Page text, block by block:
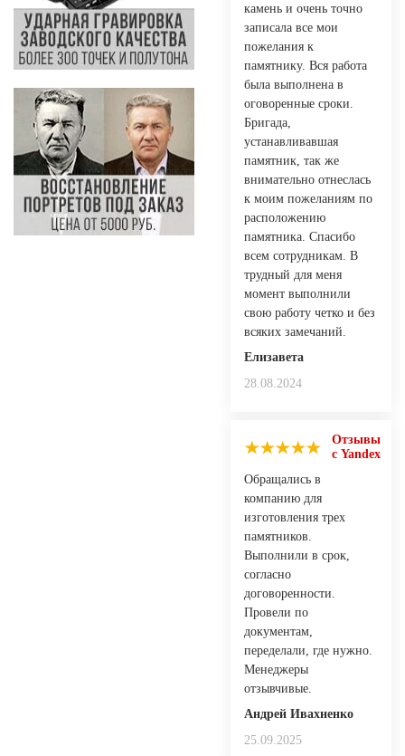
камень и очень точно
записала все мои
пожелания к
памятнику. Вся работа
была выполнена в
оговоренные сроки.
Бригада,
устанавливавшая
памятник, так же
внимательно отнеслась
к моим пожеланиям по
расположению
памятника. Спасибо
всем сотрудникам. В
трудный для меня
момент выполнили
свою работу четко и без
всяких замечаний.
Елизавета
28.08.2024
Отзывы
с Yandex
Обращались в
компанию для
изготовления трех
памятников.
Выполнили в срок,
согласно
договоренности.
Провели по
документам,
переделали, где нужно.
Менеджеры
отзывчивые.
Андрей Ивaхнeнкo
25.09.2025